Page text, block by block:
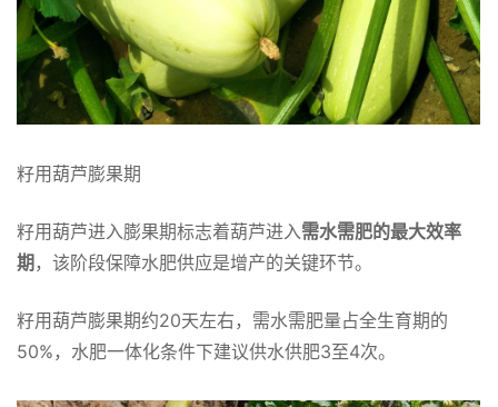
籽用葫芦膨果期
籽用葫芦进入膨果期标志着葫芦进入需水需肥的最大效率
期，该阶段保障水肥供应是增产的关键环节。
籽用葫芦膨果期约20天左右，需水需肥量占全生育期的
50%，水肥一体化条件下建议供水供肥3至4次。